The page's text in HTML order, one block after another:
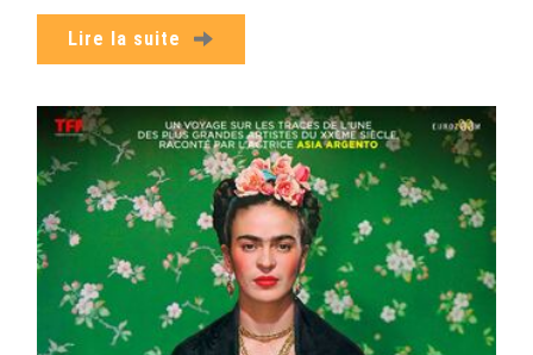
Lire la suite